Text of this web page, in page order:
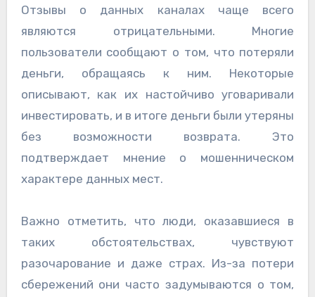
Отзывы о данных каналах чаще всего
являются отрицательными. Многие
пользователи сообщают о том, что потеряли
деньги, обращаясь к ним. Некоторые
описывают, как их настойчиво уговаривали
инвестировать, и в итоге деньги были утеряны
без возможности возврата. Это
подтверждает мнение о мошенническом
характере данных мест.
Важно отметить, что люди, оказавшиеся в
таких обстоятельствах, чувствуют
разочарование и даже страх. Из-за потери
сбережений они часто задумываются о том,